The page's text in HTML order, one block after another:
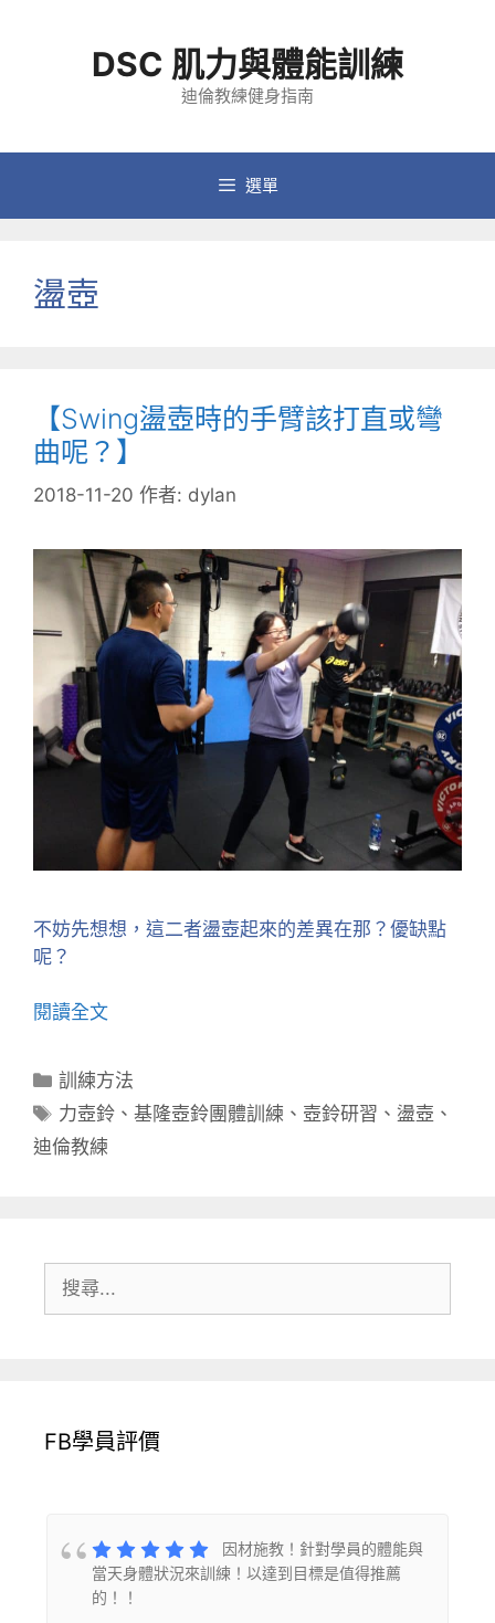
容
DSC 肌力與體能訓練
迪倫教練健身指南
選單
盪壺
【Swing盪壺時的手臂該打直或彎
曲呢？】
2018-11-20 作者: dylan
不妨先想想，這二者盪壺起來的差異在那？優缺點
呢？
閱讀全文
分
類
訓練方法
標
籤
力壺鈴 、基隆壺鈴團體訓練 、 壺鈴研習 、 盪壺 、
迪倫教練
尋:
FB學員評價
因材施教！針對學員的體能與
當天身體狀況來訓練！以達到目標是值得推薦
的！！